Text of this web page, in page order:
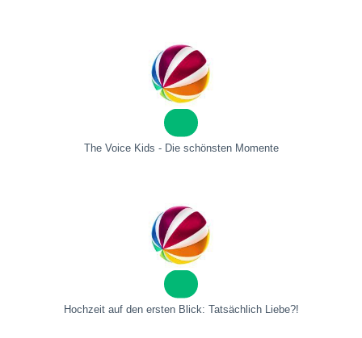
The Voice Kids - Die schönsten Momente
Hochzeit auf den ersten Blick: Tatsächlich Liebe?!